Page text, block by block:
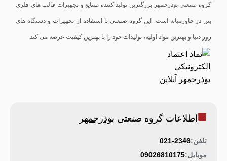
گروه صنعتی بوذرجمهر بزرگترین تولید کننده صنایع و تجهیزات قالب های فلزی
بتن در خاورمیانه است. این گروه صنعتی با استفاده از تجهیزات و دستگاه های
روز دنیا و بهترین مواد اولیه، تولیدات خود را با بهترین کیفیت عرضه می کند.
اطلاعات گروه صنعتی بوذرجمهر
تلفن:021-2346
موبایل:09026810175